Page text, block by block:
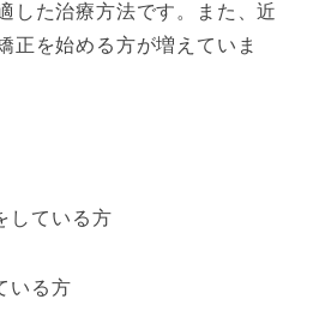
した治療方法です。また、近
正を始める方が増えていま
している方
いる方